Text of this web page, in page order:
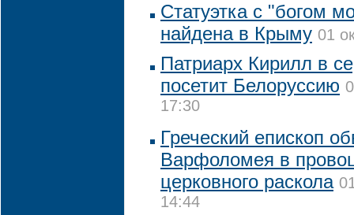
Статуэтка с "богом
найдена в Крыму 01
Патриарх Кирилл в
посетит Белоруссию
17:30
Греческий епископ
Варфоломея в
церковного раскола
14:44